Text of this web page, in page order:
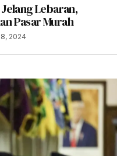
Lebaran,
Pasar Murah
2024